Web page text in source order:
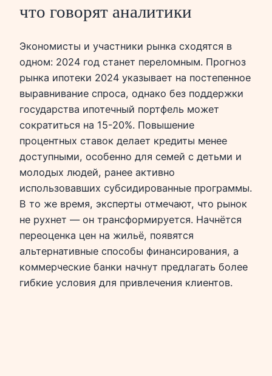
что говорят аналитики
Экономисты и участники рынка сходятся в
одном: 2024 год станет переломным. Прогноз
рынка ипотеки 2024 указывает на постепенное
выравнивание спроса, однако без поддержки
государства ипотечный портфель может
сократиться на 15-20%. Повышение
процентных ставок делает кредиты менее
доступными, особенно для семей с детьми и
молодых людей, ранее активно
использовавших субсидированные программы.
В то же время, эксперты отмечают, что рынок
не рухнет — он трансформируется. Начнётся
переоценка цен на жильё, появятся
альтернативные способы финансирования, а
коммерческие банки начнут предлагать более
гибкие условия для привлечения клиентов.